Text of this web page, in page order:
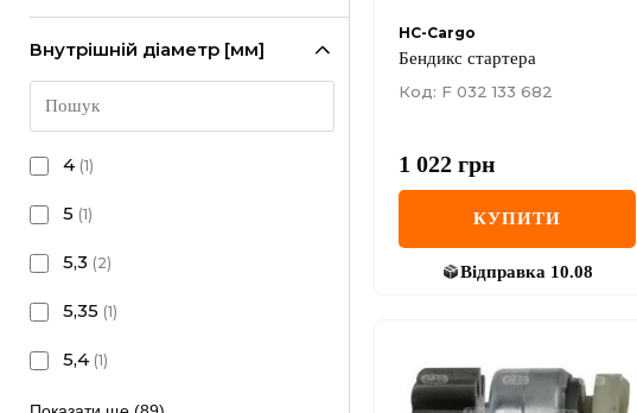
Внутрішній діаметр [мм]
4 (1)
5 (1)
5,3 (2)
5,35 (1)
5,4 (1)
HC-Cargo
Бендикс стартера
Код: F 032 133 682
1 022 грн
КУПИТИ
Відправка 10.08